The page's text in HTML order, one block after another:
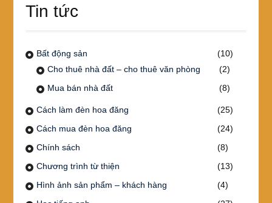
Tin tức
Bất động sản
(10)
Cho thuê nhà đất – cho thuê văn phòng
(2)
Mua bán nhà đất
(8)
Cách làm đèn hoa đăng
(25)
Cách mua đèn hoa đăng
(24)
Chính sách
(8)
Chương trình từ thiện
(13)
Hình ảnh sản phẩm – khách hàng
(4)